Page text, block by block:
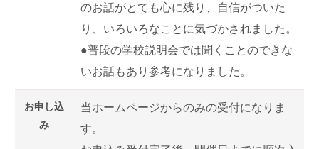
のお話がとても心に残り、自信がついた
り、いろいろなことに気づかされました。
●普段の学校説明会では聞くことのできな
いお話もあり参考になりました。
お申し込
み
当ホームページからのみの受付になりま
す。